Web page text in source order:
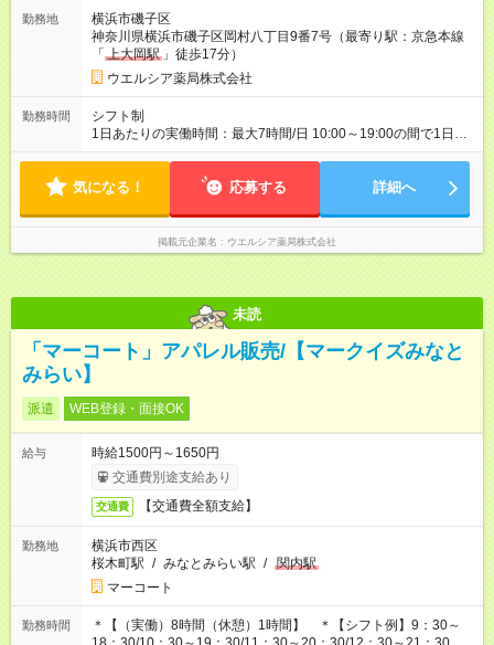
間の長さ：3ヶ月 雇用形態、給与は本採用時と同じです。
勤務地
横浜市磯子区
神奈川県横浜市磯子区岡村八丁目9番7号（最寄り駅：京急本線
「 上大岡駅 」徒歩17分）
ウエルシア薬局株式会社
勤務時間
シフト制
1日あたりの実働時間：最大7時間/日 10:00～19:00の間で1日4
時間～応相談 ☆週2～5日の勤務 ※勤務曜日応相談 ☆未経験・無
気になる！ 応募する 詳細へ
掲載元企業名 ウエルシア薬局株式会社
未読
「マーコート」アパレル販売/【マークイズみなと
みらい】
派遣 WEB登録・面接OK
給与
時給1500円～1650円
交通費別途支給あり
交通費 【交通費全額支給】
勤務地
横浜市西区
桜木町駅 / みなとみらい駅 / 関内駅
マーコート
勤務時間
＊【（実働）8時間（休憩）1時間】 ＊【シフト例】9：30～